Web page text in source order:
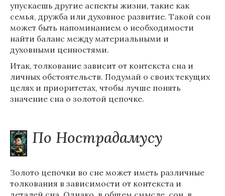
упускаешь другие аспекты жизни, такие как
семья, дружба или духовное развитие. Такой сон
может быть напоминанием о необходимости
найти баланс между материальными и
духовными ценностями.
Итак, толкование зависит от контекста сна и
личных обстоятельств. Подумай о своих текущих
целях и приоритетах, чтобы лучше понять
значение сна о золотой цепочке.
По Нострадамусу
Золото цепочки во сне может иметь различные
толкования в зависимости от контекста и